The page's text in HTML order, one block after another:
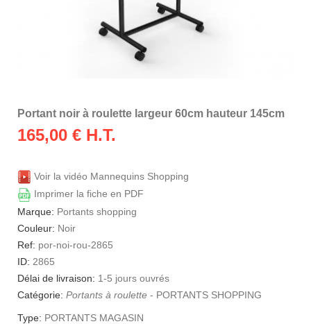
Portant noir à roulette largeur 60cm hauteur 145cm
165,00 € H.T.
Voir la vidéo Mannequins Shopping
Imprimer la fiche en PDF
Marque: Portants shopping
Couleur: Noir
Ref: por-noi-rou-2865
ID: 2865
Délai de livraison: 1-5 jours ouvrés
Catégorie: Portants à roulette - PORTANTS SHOPPING
Type: PORTANTS MAGASIN